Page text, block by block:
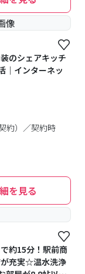
のシェアキッチ
｜インターネッ
約）／契約時
を見る
約15分！駅前商
充実☆温水洗浄